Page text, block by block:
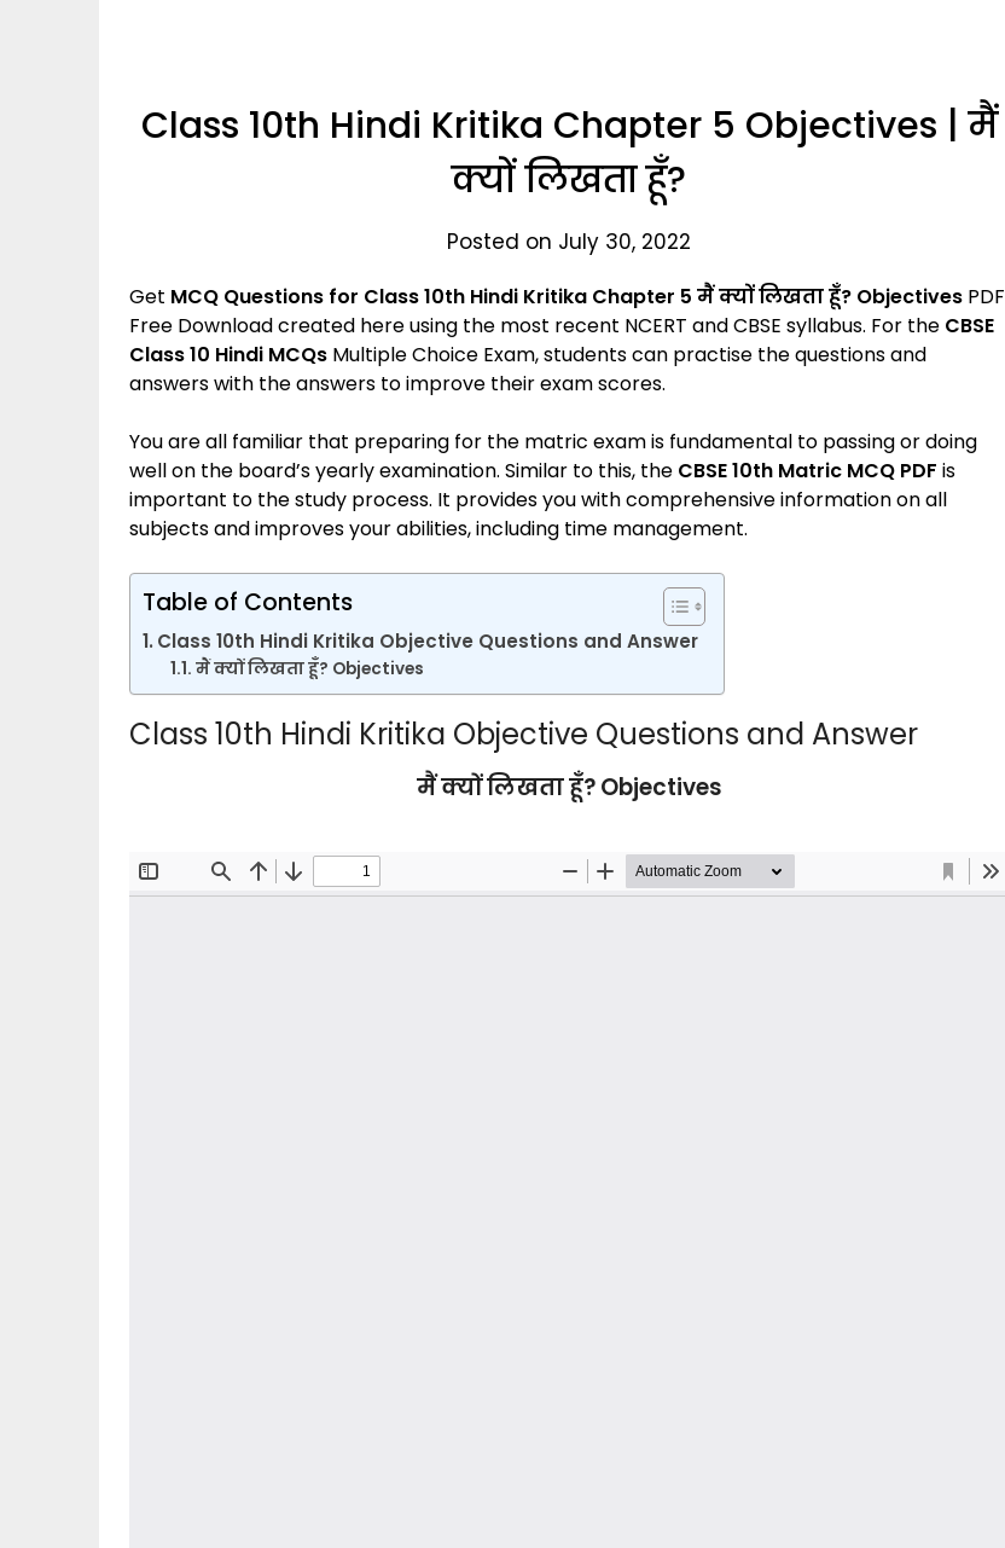
Class 10th Hindi Kritika Chapter 5 Objectives | मैं
क्यों लिखता हूँ?
Posted on July 30, 2022
Get MCQ Questions for Class 10th Hindi Kritika Chapter 5 मैं क्यों लिखता हूँ? Objectives PDF
Free Download created here using the most recent NCERT and CBSE syllabus. For the CBSE
Class 10 Hindi MCQs Multiple Choice Exam, students can practise the questions and
answers with the answers to improve their exam scores.
You are all familiar that preparing for the matric exam is fundamental to passing or doing
well on the board’s yearly examination. Similar to this, the CBSE 10th Matric MCQ PDF is
important to the study process. It provides you with comprehensive information on all
subjects and improves your abilities, including time management.
Table of Contents
Class 10th Hindi Kritika Objective Questions and Answer
मैं क्यों लिखता हूँ? Objectives
Class 10th Hindi Kritika Objective Questions and Answer
मैं क्यों लिखता हूँ? Objectives